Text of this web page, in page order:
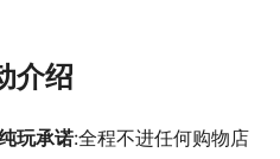
介绍
玩承诺:全程不进任何购物店